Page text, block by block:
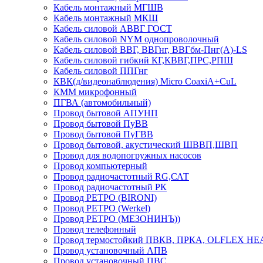
Кабель монтажный МГШВ
Кабель монтажный МКШ
Кабель силовой АВВГ ГОСТ
Кабель силовой NYM однопроволочный
Кабель силовой ВВГ, ВВГнг, ВВГбм-Пнг(А)-LS
Кабель силовой гибкий КГ,КВВГ,ПРС,РПШ
Кабель силовой ППГнг
КВК(д/видеонаблюдения) Micro CoaxiA+CuL
КММ микрофонный
ПГВА (автомобильный)
Провод бытовой АПУНП
Провод бытовой ПуВВ
Провод бытовой ПуГВВ
Провод бытовой, акустический ШВВП,ШВП
Провод для водопогружных насосов
Провод компьютерный
Провод радиочастотный RG,САТ
Провод радиочастотный РК
Провод РЕТРО (BIRONI)
Провод РЕТРО (Werkel)
Провод РЕТРО (МЕЗОНИНЪ))
Провод телефонный
Провод термостойкий ПВКВ, ПРКА, OLFLEX
Провод установочный АПВ